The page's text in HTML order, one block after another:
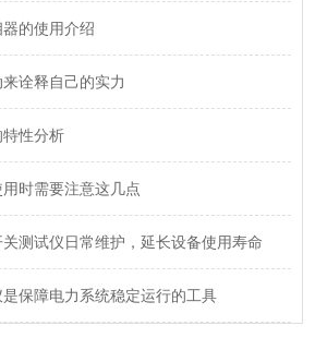
的使用介绍
诠释自己的实力
性分析
时需要注意这几点
测试仪日常维护，延长设备使用寿命
保障电力系统稳定运行的工具